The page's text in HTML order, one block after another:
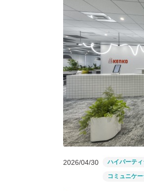
2026/04/30 ハイパーテ
コミュニケ